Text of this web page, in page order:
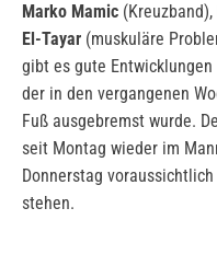
Marko Mamic (Kreuzband),
El-Tayar (muskuläre
gibt es gute Entwicklungen
der in den vergangenen
Fuß ausgebremst wurde.
seit Montag wieder im
Donnerstag
stehen.